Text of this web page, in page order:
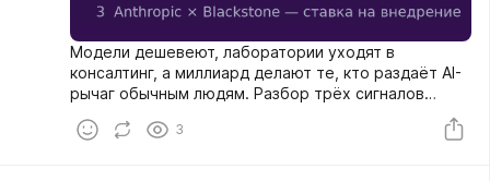
Модели дешевеют, лаборатории уходят в
консалтинг, а миллиард делают те, кто раздаёт AI-
рычаг обычным людям. Разбор трёх сигналов
3